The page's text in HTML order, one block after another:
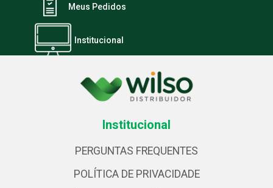
Meus Pedidos
Institucional
Institucional
PERGUNTAS FREQUENTES
POLÍTICA DE PRIVACIDADE